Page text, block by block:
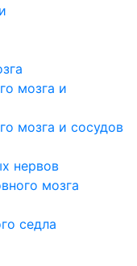
мозга и
мозга и сосудов
нервов
мозга
седла